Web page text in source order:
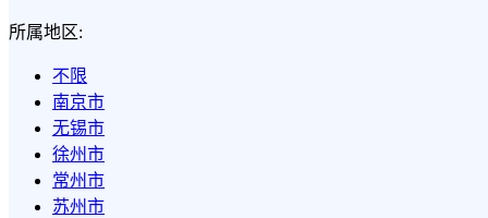
所属地区:
不限
南京市
无锡市
徐州市
常州市
苏州市